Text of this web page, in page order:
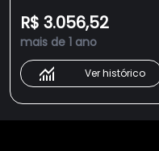
R$ 3.056,52
mais de 1 ano
Ver histórico